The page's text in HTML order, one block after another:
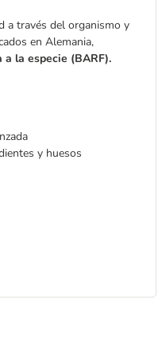
a través del organismo y
en Alemania,
la especie (BARF).
y huesos